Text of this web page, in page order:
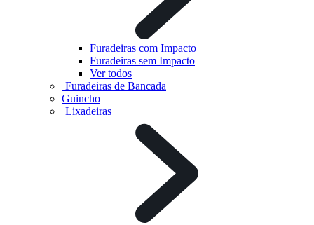
Furadeiras com Impacto
Furadeiras sem Impacto
Ver todos
Furadeiras de Bancada
Guincho
Lixadeiras